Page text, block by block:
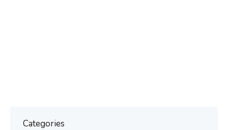
Categories